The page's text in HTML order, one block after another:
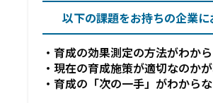
以下の課題をお持ちの企業に
育成の効果測定の方法がわか
現在の育成施策が適切なのか
育成の「次の一手」がわから